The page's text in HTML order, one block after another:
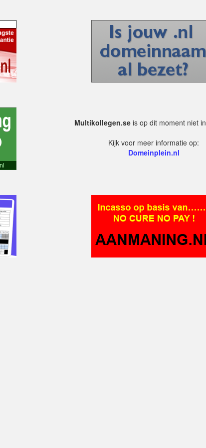
Multikollegen.seis op dit moment niet
Kijk voor meer informatie op:
Domeinplein.nl